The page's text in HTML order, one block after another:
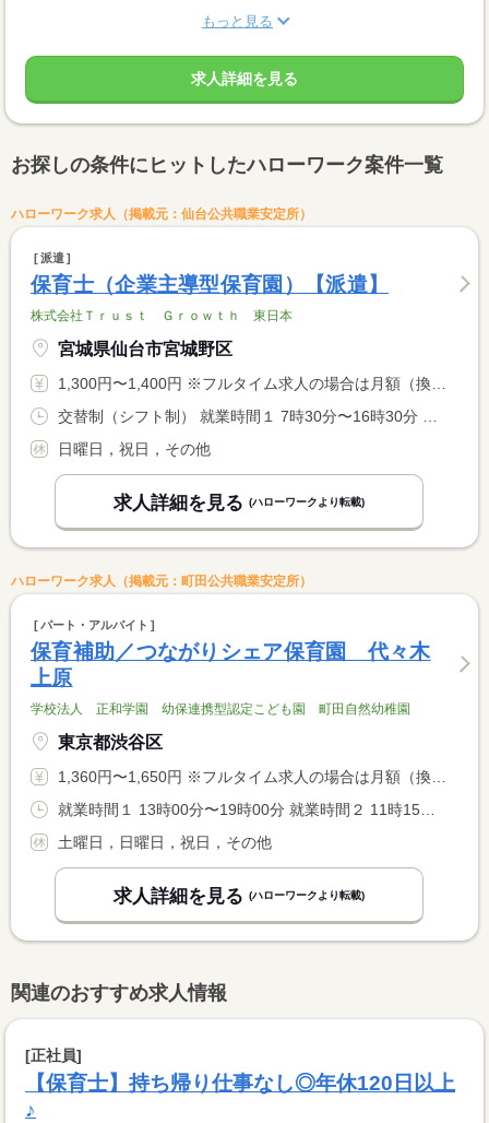
もっと見る
求人詳細を見る
お探しの条件にヒットしたハローワーク案件一覧
ハローワーク求人（掲載元：仙台公共職業安定所）
派遣
保育士（企業主導型保育園）【派遣】
株式会社Ｔｒｕｓｔ Ｇｒｏｗｔｈ 東日本
宮城県仙台市宮城野区
1,300円〜1,400円 ※フルタイム求人の場合は月額（換算額）、パート求人の場合は時間額を表示しています。
交替制（シフト制） 就業時間１ 7時30分〜16時30分 就業時間２ 8時30分〜17時30分 就業時間３ 9時00分〜18時00分 就業時間に関する特記事項 （４）０９：３０〜１８：３０ <BR> ※時間固定相談可！ <BR> ※延長保育時のシフト（１９：３０まで）もありますが、現在は利 <BR> 用がない為、基本（１）〜（４）での勤務となります。
日曜日，祝日，その他
求人詳細を見る (ハローワークより転載)
ハローワーク求人（掲載元：町田公共職業安定所）
パート・アルバイト
保育補助／つながりシェア保育園 代々木
上原
学校法人 正和学園 幼保連携型認定こども園 町田自然幼稚園
東京都渋谷区
1,360円〜1,650円 ※フルタイム求人の場合は月額（換算額）、パート求人の場合は時間額を表示しています。
就業時間１ 13時00分〜19時00分 就業時間２ 11時15分〜19時00分 就業時間３ 10時15分〜19時00分 就業時間に関する特記事項 月１２０Ｈ〜１４０Ｈの勤務 <BR> 勤務日数・１日の勤務時間は応相談 <BR> （２）（３）休憩時間：４５分
土曜日，日曜日，祝日，その他
求人詳細を見る (ハローワークより転載)
関連のおすすめ求人情報
[正社員]
【保育士】持ち帰り仕事なし◎年休120日以上
♪